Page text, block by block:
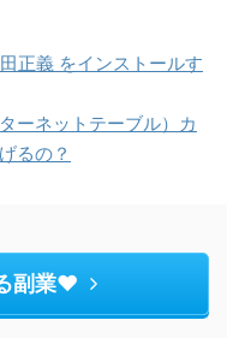
正義 をインストールす
ーネットテーブル）カ
るの？
副業♥︎